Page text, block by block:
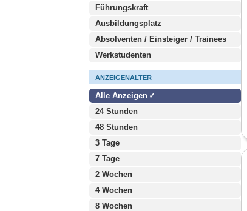
Führungskraft
Ausbildungsplatz
Absolventen / Einsteiger / Trainees
Werkstudenten
ANZEIGENALTER
Alle Anzeigen
24 Stunden
48 Stunden
3 Tage
7 Tage
2 Wochen
4 Wochen
8 Wochen